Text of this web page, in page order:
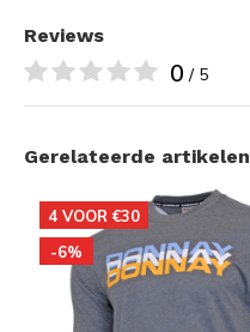
Reviews
0 / 5
Gerelateerde artikelen
4 VOOR €30
-6%